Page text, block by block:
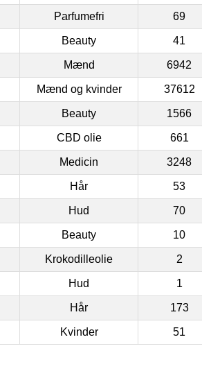
Parfumefri 69
Beauty 41
Mænd 6942
Mænd og kvinder 37612
Beauty 1566
CBD olie 661
Medicin 3248
Hår 53
Hud 70
Beauty 10
Krokodilleolie 2
Hud 1
Hår 173
Kvinder 51